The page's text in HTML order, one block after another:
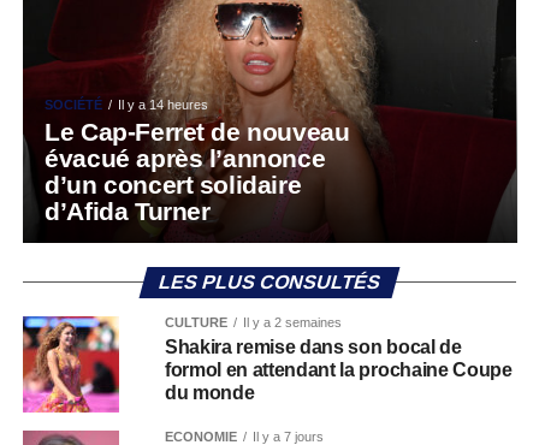
SOCIÉTÉ Il y a 14 heures
Le Cap-Ferret de nouveau
évacué après l’annonce
d’un concert solidaire
d’Afida Turner
LES PLUS CONSULTÉS
CULTURE Il y a 2 semaines
Shakira remise dans son bocal de
formol en attendant la prochaine Coupe
du monde
ECONOMIE Il y a 7 jours